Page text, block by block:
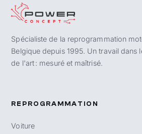
Spécialiste de la reprogrammation
Belgique depuis 1995. Un travail dans
de l'art : mesuré et maîtrisé.
REPROGRAMMATION
Voiture